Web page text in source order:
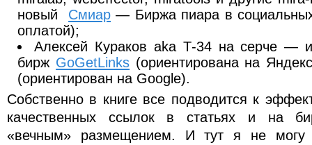
новый Смиар — Биржа пиара в
оплатой);
Алексей Кураков aka Т-34 на серче —
бирж GoGetLinks (ориентирована на
(ориентирован на Google).
Собственно в книге все подводится к
качественных ссылок в статьях и на
«вечным» размещением. И тут я не могу